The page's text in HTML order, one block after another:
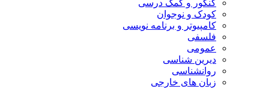
کنکور و کمک‌ درسی
کودک و نوجوان
کامپیوتر و برنامه نویسی
فلسفی
عمومی
دیرین شناسی
روانشناسی
زبان های خارجی